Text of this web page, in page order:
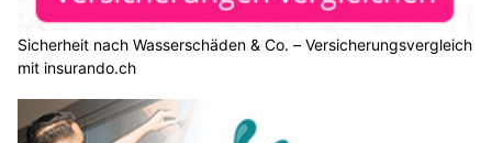
Sicherheit nach Wasserschäden & Co. – Versicherungsvergleich
mit insurando.ch